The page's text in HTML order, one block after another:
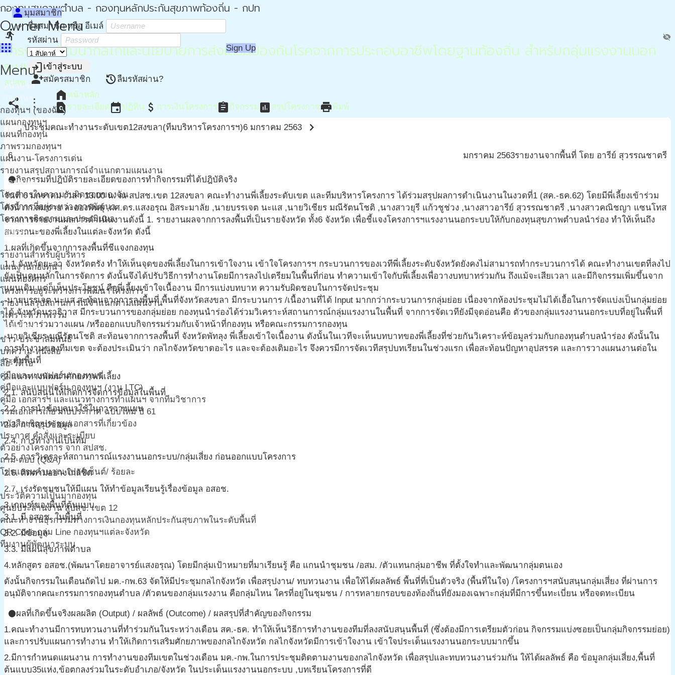
กองทุนสุขภาพตำบล - กองทุนหลักประกันสุขภาพท้องถิ่น - กปท
Owner Menu
apps
person มุมสมาชิก
ชื่อสมาชิก หรือ อีเมล์
รหัสผ่าน
visibility_off
loginเข้าสู่ระบบ
person_addสมัครสมาชิก restoreลืมรหัสผ่าน?
Sign Up
Menu
หน้าแรก
กองทุนฯ
กองทุนฯ (ของฉัน)
แผนกองทุนฯ
แผนที่กองทุน
ภาพรวมกองทุนฯ
แผนงาน-โครงการเด่น
รายงานสรุปสถานการณ์จำแนกตามแผนงาน
โครงการ
โครงการในความรับผิดชอบของฉัน
โครงการที่อยู่ระหว่างการพัฒนา
โครงการติดตามและประเมินผล
ปฎิทิน
วิเคราะห์
รายงานสำหรับผู้บริหาร
แผนงานกองทุนฯ
แผนที่องค์กร
โครงการอยู่ระหว่างการพัฒนาโครงการ
รายงานสรุปสถานการณ์จำแนกตามแผนงาน
วิเคราะห์ ภาพรวม
คลังข้อมูล
ข่าว-ประชาสัมพันธ์
บทความ-หนังสือ
สื่อ-วีดีโอ
คู่มือและแบบฟอร์ม กองทุนฯ
คู่มือและแบบฟอร์ม กองทุนฯ (งาน LTC)
คู่มือ เอกสารฯ และแนวทางการทำแผนฯ จากทีมวิชาการ
รวมเอกสารเกี่ยวกับประกาศ ฉบับใหม่ ปี 61
หนังสือเชิญประชุม/เอกสารที่เกี่ยวข้อง
ประกาศ คำสั่งและระเบียบ
ตัวอย่างโครงการ จาก สปสช.
ถาม-ตอบ (Q&A)
โปรแกรมคำนวณ เปอร์เซ็นต์/ ร้อยละ
เกี่ยวกับเรา
ประวัติความเป็นมากองทุน
ศูนย์ประสานงาน สปสช. เขต 12
คณะทำงานธุรกรรมทางการเงินกองทุนหลักประกันสุขภาพในระดับพื้นที่
QR Code กลุ่ม Line กองทุนฯแต่ละจังหวัด
ทีมงานผู้พัฒนาระบบ
directions_run
โครงการพัฒนากลไกและนโยบายการส่งเสริมป้องกันโรคจากการประกอบอาชีพโดยฐานท้องถิ่น สำหรับกลุ่มแรงงานนอก
ระบบ
สปสช.
share more_vert
home หน้าหลัก
find_in_page รายละเอียดeventปฏิทิน attach_money การเงินโครงการassignment กิจกรรมassessment สรุปโครงการprintพิมพ์
ประชุมคณะทำงานระดับเขต12สงขลา(ทีมบริหารโครงการฯ)6 มกราคม 2563 chevron_right
6 มกราคม 2563รายงานจากพื้นที่ โดย อารีย์ สุวรรณชาตรี
circleกิจกรรมที่ปฎิบัติรายละเอียดของการทำกิจกรรมที่ได้ปฎิบัติจริง
วันที่ 6 มกราคม เวลา 13.00 น. ณ สปสช.เขต 12สงขลา คณะทำงานพี่เลี้ยงระดับเขต และทีมบริหารโครงการ ได้ร่วมสรุปผลการดำเนินงานในงวดที่1 (สค.-ธค.62) โดยมีพี่เลี้ยงเข้าร่วม
ดังนี้ ภก.สมชาย ละอองพันธุ์ ,ผศ.ดร.แสงอรุณ อิสระมาลัย ,นายบรรเจต นะแส ,นายวิเชียร มณีรัตนโชติ ,นางสาวยุรี แก้วชูช่วง ,นางสาวอารีย์ สุวรรณชาตรี ,นางสาวคณิชญา แซนโทส
จากการรายงานผลการดำเนินงานดังนี้ 1. รายงานผลจากการลงพื้นที่เป็นรายจังหวัด ทั้ง6 จังหวัด เพื่อชี้แจงโครงการฯแรงงานนอกระบบให้กับกองทุนสุขภาพตำบลนำร่อง ทำให้เห็นถึง
สมรรถนะของพี่เลี้ยงในแต่ละจังหวัด ดังนี้
1.ผลที่เกิดขึ้นจากการลงพื้นที่ชีแจงกองทุน
1.1.จังหวัดยะลา จังหวัดตรัง ทำให้เห็นจุดของพี่เลี้ยงในการเข้าใจงาน เข้าใจโครงการฯ กระบวนการของเวทีพี่เลี้ยงระดับจังหวัดยังคงไม่สามารถทำกระบวนการได้ คณะทำงานเขตที่ลงไป
ยังเป็นคนหลักในการจัดการ ดังนั้นจึงได้ปรับวิธีการทำงานโดยมีการลงไปเตรียมในพื้นที่ก่อน ทำความเข้าใจกับพี่เลี้ยงเพื่อวางบทบาทร่วมกัน ถึงแม้จะเสียเวลา และมีกิจกรรมเพิ่มขึ้นจาก
แผนเดิม แต่ก็เห็นประโยชน์ คือพี่เลี้ยงเข้าใจเนื้องาน มีการแบ่งบทบาท ความรับผิดชอบในการจัดประชุม
-นายบรรเจต นะแส สะท้อนจากการลงพื้นที่ พื้นที่จังหวัดสงขลา มีกระบวนการ /เนื้องานที่ได้ Input มากกว่ากระบวนการกลุ่มย่อย เนื่องจากห้องประชุมไม่ได้เอื้อในการจัดแบ่งเป็นกลุ่มย่อย
ได้ จังหวัดนราธิวาส มีกระบวนการของกลุ่มย่อย กองทุนนำร่องได้ร่วมวิเคราะห์สถานการณ์กลุ่มแรงงานในพื้นที่ จากการจัดเวทียังมีจุดอ่อนคือ ตัวของกลุ่มแรงงานนอกระบบที่อยู่ในพื้นที่
ได้เข้ามาร่วมวางแผน /หรือออกแบบกิจกรรมร่วมกับเจ้าหน้าที่กองทุน หรือคณะกรรมการกองทุน
-นายวิเชียร มณีรัตนโชติ สะท้อนจากการลงพื้นที่ จังหวัดพัทลุง พี่เลี้ยงเข้าใจเนื้องาน ดังนั้นในเวทีจะเห็นบทบาทของพี่เลี้ยงที่ช่วยกันวิเคราะห์ข้อมูลร่วมกับกองทุนตำบลนำร่อง ดังนั้นใน
การทำงานของทีมเขต จะต้องประเมินว่า กลไกจังหวัดขาดอะไร และจะต้องเติมอะไร จึงควรมีการจัดเวทีสรุปบทเรียนในช่วงแรก เพื่อสะท้อนปัญหาอุปสรรค และการวางแผนงานต่อใน
ระดับพื้นที่
2.แนวทางพัฒนาศักยภาพพี่เลี้ยง
2.1. สนับสนุนให้เกิดการจัดการข้อมูลในพื้นที่
2.2. การนำข้อมูลมาใช้ในการวางแผน
2.3. การสรุปข้อมูล
2.4. การทำงานเป็นทีม
2.5. การวิเคราะห์สถานการณ์แรงงานนอกระบบ/กลุ่มเสี่ยง ก่อนออกแบบโครงการ
2.6. ติดตามอย่างใกล้ชิด
2.7. เร่งรัดชุมชนให้มีแผน ให้ทำข้อมูลเรียนรู้เรื่องข้อมูล อสอช.
3.เกณฑ์ของพื้นที่ต้นแบบ
3.1. มี อสอช. ในพื้นที่
3.2. มีข้อมูล
3.3. มีแผนสุขภาพตำบล
4.หลักสูตร อสอช.(พัฒนาโดยอาจารย์แสงอรุณ) โดยมีกลุ่มเป้าหมายที่มาเรียนรู้ คือ แกนนำชุมชน /อสม. /ตัวแทนกลุ่มอาชีพ ที่ตั้งใจทำและพัฒนากลุ่มตนเอง
ดังนั้นกิจกรรมในเดือนถัดไป มค.-กพ.63 จัดให้มีประชุมกลไกจังหวัด เพื่อสรุปงาน/ ทบทวนงาน เพื่อให้ได้ผลลัพธ์ พื้นที่ที่เป็นตัวจริง (พื้นที่ในใจ) /โครงการฯสนับสนุนกลุ่มเสี่ยง ที่ผ่านการ
อนุมัติจากคณะกรรมการกองทุนตำบล /ตัวตนของกลุ่มแรงงาน คือกลุ่มไหน ใครที่อยู่ในชุมชน / การทลายกรอบของท้องถิ่นที่ยังมองเฉพาะกลุ่มที่มีการขึ้นทะเบี่ยน หรือจดทะเบียน
circleผลที่เกิดขึ้นจริงผลผลิต (Output) / ผลลัพธ์ (Outcome) / ผลสรุปที่สำคัญของกิจกรรม
1.คณะทำงานมีการทบทวนงานที่ทำร่วมกันในระหว่างเดือน สค.-ธค. ทำให้เห็นวิธีการทำงานของทีมที่ลงสนับสนุนพื้นที่ (ซึ่งต้องมีการเตรียมตัวก่อน กิจกรรมแบ่งซอยเป็นกลุ่มกิจกรรมย่อย)
และการปรับแผนการทำงาน ทำให้เกิดการเสริมศักยภาพของกลไกจังหวัด กลไกจังหวัดมีการเข้าใจงาน เข้าใจประเด็นแรงงานนอกระบบมากขึ้น
2.มีการกำหนดแผนงาน การทำงานของทีมเขตในช่วงเดือน มค.-กพ.ในการประชุมติดตามงานของกลไกจังหวัด เพื่อสรุปและทบทวนงานร่วมกัน ให้ได้ผลลัพธ์ คือ ข้อมูลกลุ่มเสี่ยง,พื้นที่
ต้นแบบ35แห่ง,ข้อตกลงร่วมในระดับอำเภอ/จังหวัด ในประเด็นแรงงานนอกระบบ ,บทเรียนโครงการที่ดี